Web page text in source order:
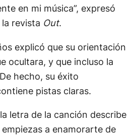
en mi música”, expresó
revista Out.
explicó que su orientación
ocultara, y que incluso la
hecho, su éxito
pistas claras.
letra de la canción describe
a enamorarte de